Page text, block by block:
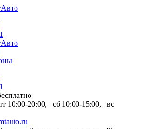
10:00-20:00, сб 10:00-15:00, вс